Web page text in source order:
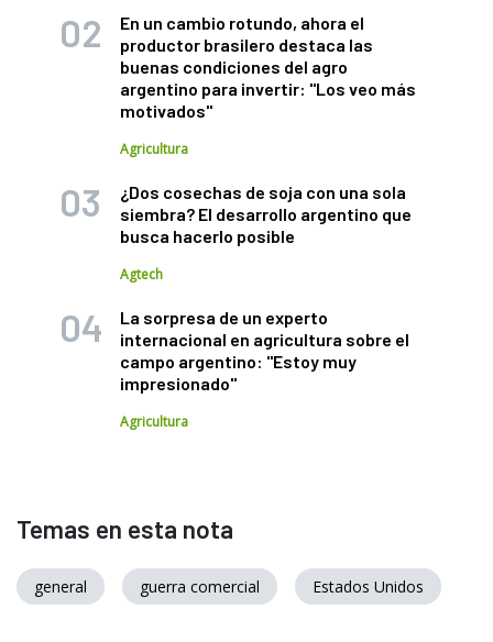
En un cambio rotundo, ahora el
productor brasilero destaca las
buenas condiciones del agro
argentino para invertir: "Los veo más
motivados"
Agricultura
¿Dos cosechas de soja con una sola
siembra? El desarrollo argentino que
busca hacerlo posible
Agtech
La sorpresa de un experto
internacional en agricultura sobre el
campo argentino: "Estoy muy
impresionado"
Agricultura
Temas en esta nota
general guerra comercial Estados Unidos